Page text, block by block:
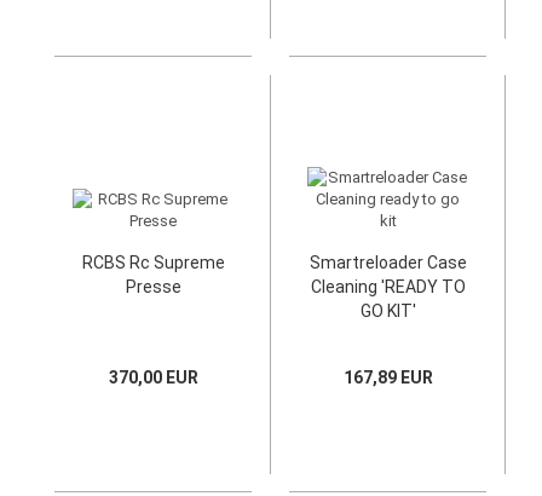
RCBS Rc Supreme
Presse
370,00 EUR
Smartreloader Case
Cleaning 'READY TO
GO KIT'
167,89 EUR